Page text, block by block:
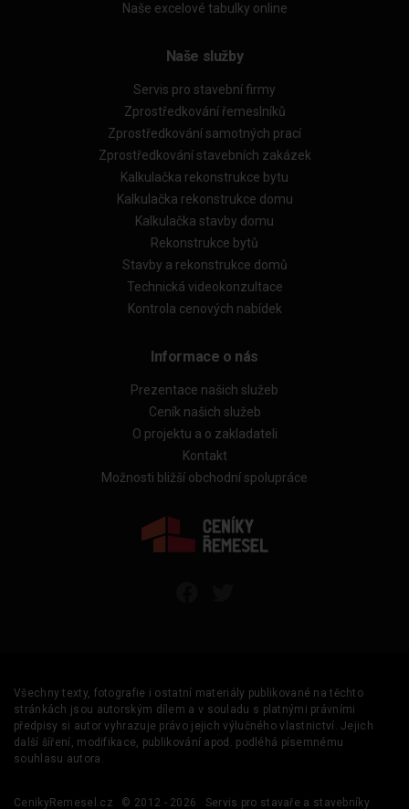
Naše excelové tabulky online
Naše služby
Servis pro stavební firmy
Zprostředkování řemeslníků
Zprostředkování samotných prací
Zprostředkování stavebních zakázek
Kalkulačka rekonstrukce bytu
Kalkulačka rekonstrukce domu
Kalkulačka stavby domu
Rekonstrukce bytů
Stavby a rekonstrukce domů
Technická videokonzultace
Kontrola cenových nabídek
Informace o nás
Prezentace našich služeb
Ceník našich služeb
O projektu a o zakladateli
Kontakt
Možnosti bližší obchodní spolupráce
Všechny texty, fotografie i ostatní materiály publikované na těchto
stránkách jsou autorským dílem a v souladu s platnými právními
předpisy si autor vyhrazuje právo jejich výlučného vlastnictví. Jejich
další šíření, modifikace, publikování apod. podléhá písemnému
souhlasu autora.
CenikyRemesel.cz © 2012 - 2026 Servis pro stavaře a stavebníky